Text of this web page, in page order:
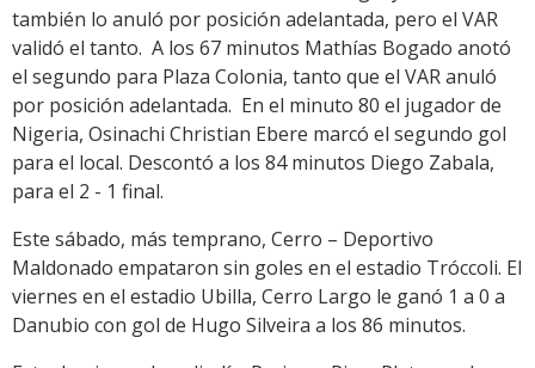
también lo anuló por posición adelantada, pero el VAR
validó el tanto. A los 67 minutos Mathías Bogado anotó
el segundo para Plaza Colonia, tanto que el VAR anuló
por posición adelantada. En el minuto 80 el jugador de
Nigeria, Osinachi Christian Ebere marcó el segundo gol
para el local. Descontó a los 84 minutos Diego Zabala,
para el 2 - 1 final.
Este sábado, más temprano, Cerro – Deportivo
Maldonado empataron sin goles en el estadio Tróccoli. El
viernes en el estadio Ubilla, Cerro Largo le ganó 1 a 0 a
Danubio con gol de Hugo Silveira a los 86 minutos.